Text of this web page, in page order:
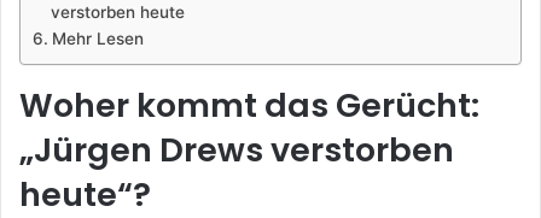
verstorben heute
Mehr Lesen
Woher kommt das Gerücht:
„Jürgen Drews verstorben
heute“?